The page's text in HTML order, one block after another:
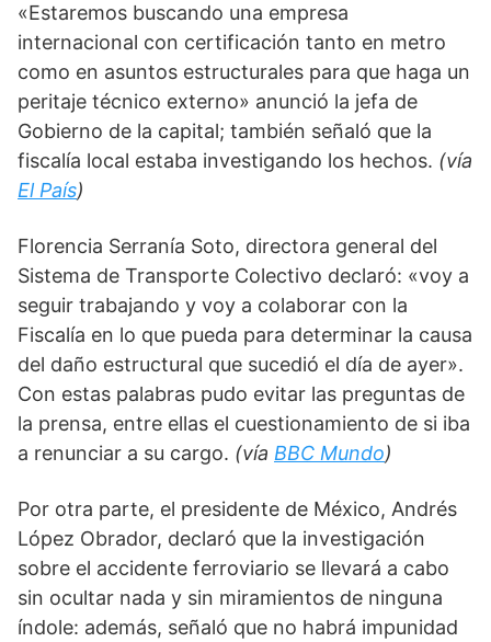
«Estaremos buscando una empresa
internacional con certificación tanto en metro
como en asuntos estructurales para que haga un
peritaje técnico externo» anunció la jefa de
Gobierno de la capital; también señaló que la
fiscalía local estaba investigando los hechos.
El País)
Florencia Serranía Soto, directora general del
Sistema de Transporte Colectivo declaró: «voy a
seguir trabajando y voy a colaborar con la
Fiscalía en lo que pueda para determinar la causa
del daño estructural que sucedió el día de ayer».
Con estas palabras pudo evitar las preguntas de
la prensa, entre ellas el cuestionamiento de si iba
a renunciar a su cargo. (vía BBC Mundo)
Por otra parte, el presidente de México, Andrés
López Obrador, declaró que la investigación
sobre el accidente ferroviario se llevará a cabo
sin ocultar nada y sin miramientos de ninguna
índole: además, señaló que no habrá impunidad